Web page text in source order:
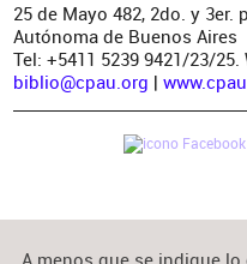
25 de Mayo 482, 2do. y 3er.
Autónoma de Buenos Aires
Tel: +5411 5239 9421/23/
biblio@cpau.org |